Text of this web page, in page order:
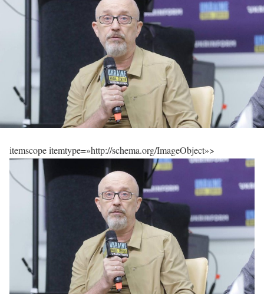
itemscope itemtype=»http://schema.org/ImageObject»>